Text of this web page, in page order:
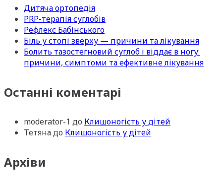
Дитяча ортопедія
PRP-терапія суглобів
Рефлекс Бабінського
Біль у стопі зверху — причини та лікування
Болить тазостегновий суглоб і віддає в ногу:
причини, симптоми та ефективне лікування
Останні коментарі
moderator-1 до Клишоногість у дітей
Тетянадо Клишоногість у дітей
Архіви